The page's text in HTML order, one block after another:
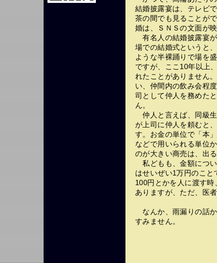
結婚披露宴は、テレビ
茶の間でも見ることが
婚は、ＳＮＳの文面が
有名人の結婚披露宴
場での結婚式というと
ような半裸踊りで場を
ですが、ここ10年以上
れたことがありません
い、仲間内の飲み会程
司として仲人を務めた
ん。
仲人と言えば、同級
が上司に仲人を頼むと
す。お金の単位で「本
などで用いられる単位
のが大きい商売は、出
私どもも、金額につ
はせいぜい1万円のこ
100円とかを人に渡す
ありますが、ただ、医
なんか、雨漏りの話
すみません。